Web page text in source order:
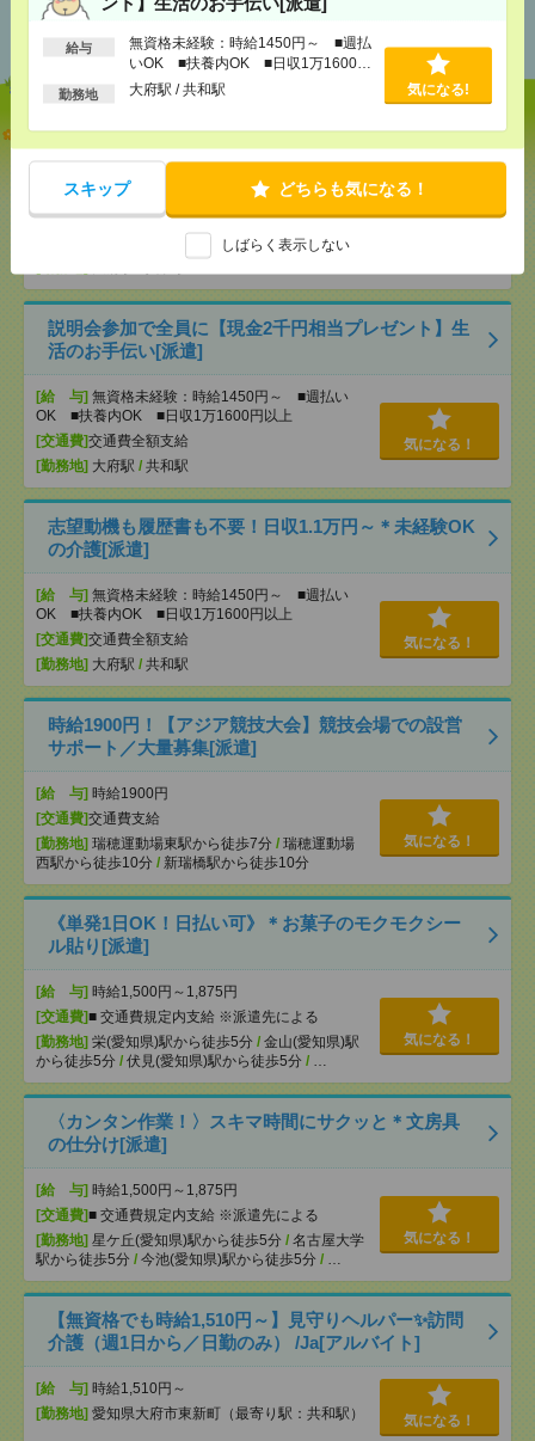
給与
無資格未経験：時給1450円～ ■週払
いOK ■扶養内OK ■日収1万1600円
以上
勤務地 大府駅 / 共和駅 気になる!
スキップ どちらも気になる！
しばらく表示しない
【オープニング募集】おばあちゃんのお散歩付き添
いも仕事の1つ[派遣]
[給 与]無資格未経験：時給1450円～ ■週払い
OK ■扶養内OK ■日収1万1600円以上
説明会参加で全員に【現金2千円相当プレゼント】生
活のお手伝い[派遣]
[給 与] 無資格未経験：時給1450円～ ■週払い
OK ■扶養内OK ■日収1万1600円以上
[交通費]交通費全額支給
[勤務地] 大府駅 / 共和駅
気になる！
志望動機も履歴書も不要！日収1.1万円～＊未経験OK
の介護[派遣]
[給 与] 無資格未経験：時給1450円～ ■週払い
OK ■扶養内OK ■日収1万1600円以上
[交通費]交通費全額支給
[勤務地] 大府駅 / 共和駅
気になる！
時給1900円！【アジア競技大会】競技会場での設営
サポート／大量募集[派遣]
[給 与] 時給1900円
[交通費]交通費支給
[勤務地] 瑞穂運動場東駅から徒歩7分 / 瑞穂運動場
西駅から徒歩10分 / 新瑞橋駅から徒歩10分
気になる！
《単発1日OK！日払い可》＊お菓子のモクモクシー
ル貼り[派遣]
[給 与] 時給1,500円～1,875円
[交通費]■ 交通費規定内支給 ※派遣先による
[勤務地] 栄(愛知県)駅から徒歩5分 / 金山(愛知県)駅
から徒歩5分 / 伏見(愛知県)駅から徒歩5分 / …
気になる！
〈カンタン作業！〉スキマ時間にサクッと＊文房具
の仕分け[派遣]
[給 与] 時給1,500円～1,875円
[交通費]■ 交通費規定内支給 ※派遣先による
[勤務地] 星ケ丘(愛知県)駅から徒歩5分 / 名古屋大学
駅から徒歩5分 / 今池(愛知県)駅から徒歩5分 / …
気になる！
【無資格でも時給1,510円～】見守りヘルパー✨訪問
介護（週1日から／日勤のみ） /Ja[アルバイト]
[給 与] 時給1,510円～
[勤務地] 愛知県大府市東新町（最寄り駅：共和駅） 気になる！